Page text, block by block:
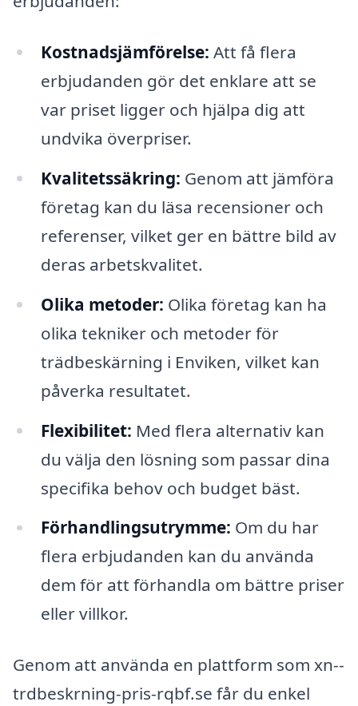
Kostnadsjämförelse: Att få flera
erbjudanden gör det enklare att se
var priset ligger och hjälpa dig att
undvika överpriser.
Kvalitetssäkring: Genom att jämföra
företag kan du läsa recensioner och
referenser, vilket ger en bättre bild av
deras arbetskvalitet.
Olika metoder: Olika företag kan ha
olika tekniker och metoder för
trädbeskärning i Enviken, vilket kan
påverka resultatet.
Flexibilitet: Med flera alternativ kan
du välja den lösning som passar dina
specifika behov och budget bäst.
Förhandlingsutrymme: Om du har
flera erbjudanden kan du använda
dem för att förhandla om bättre priser
eller villkor.
Genom att använda en plattform som xn--
trdbeskrning-pris-rqbf.se får du enkel